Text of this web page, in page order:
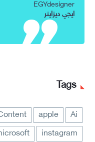
EGYdesigner
ايجي ديزاينر
Tags
Ai
apple
instagram